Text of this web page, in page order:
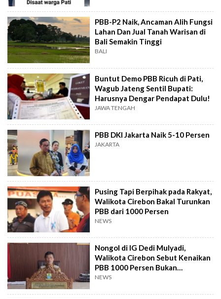
PBB-P2 Naik, Ancaman Alih Fungsi
Lahan Dan Jual Tanah Warisan di
Bali Semakin Tinggi
BALI
Buntut Demo PBB Ricuh di Pati,
Wagub Jateng Sentil Bupati:
Harusnya Dengar Pendapat Dulu!
JAWA TENGAH
PBB DKI Jakarta Naik 5-10 Persen
JAKARTA
Pusing Tapi Berpihak pada Rakyat,
Walikota Cirebon Bakal Turunkan
PBB dari 1000 Persen
NEWS
Nongol di IG Dedi Mulyadi,
Walikota Cirebon Sebut Kenaikan
PBB 1000 Persen Bukan
Keputusannya
NEWS